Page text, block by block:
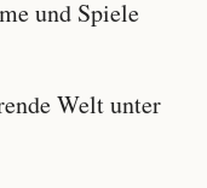
und Spiele
Welt unter